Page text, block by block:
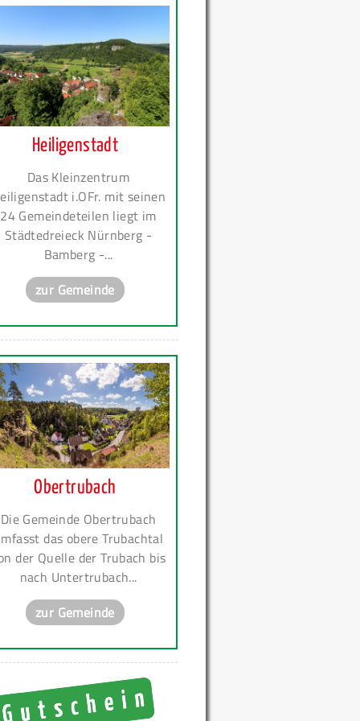
Heiligenstadt
Das Kleinzentrum
i.OFr. mit seinen
24 Gemeindeteilen liegt im
Städtedreieck Nürnberg -
Bamberg -...
zur Gemeinde
Obertrubach
Die Gemeinde Obertrubach
das obere Trubachtal
der Quelle der Trubach bis
nach Untertrubach...
zur Gemeinde